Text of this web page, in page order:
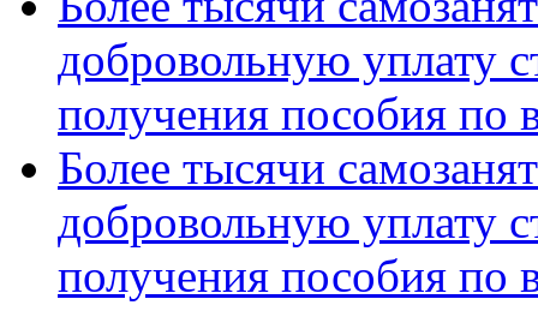
добровольную уплату
получения пособия по
Более тысячи
добровольную уплату
получения пособия по